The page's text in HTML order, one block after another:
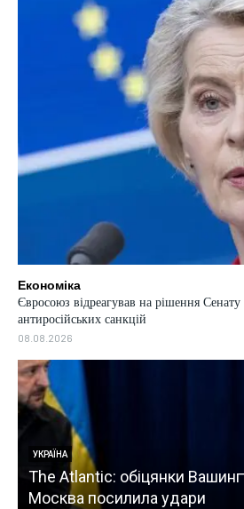
Економіка
Євросоюз відреагував на рішення
антиросійських санкцій
08.08.2026
УКРАЇНА
The Atlantic: обіцянки
Москва посилила удари